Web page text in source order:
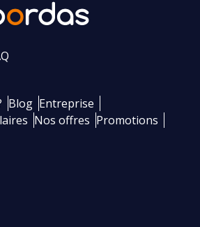
Blog Entreprise
Nos offres Promotions